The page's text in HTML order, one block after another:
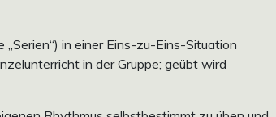
in einer Eins-zu-Eins-Situation
in der Gruppe; geübt wird